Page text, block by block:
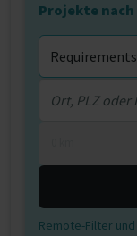
Projekte
Remote-Filter